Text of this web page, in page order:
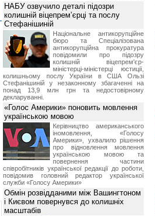
НАБУ озвучило деталі підозри
колишній віцепрем’єрці та послу
Стефанішиній
Національне антикорупційне
бюро та Спеціалізована
антикорупційна прокуратура
повідомили про підозру
колишній віцепрем'єр-
міністерці-міністерці юстиції,
колишньому послу України в США Ользі
Стефанішиній у незаконному збагаченні на
понад 13,9 млн грн та недостовірному
декларуванні.
«Голос Америки» поновить мовлення
українською мовою
Керівництво американського
іномовлення, «Голосу
Америки», ухвалило рішення
про відновлення мовлення
українською мовою та
повернення частини
співробітників української редакції до роботи,
повідомив головний редактор української
служби «Голосу Америки»
Обмін розвідданими між Вашингтоном
і Києвом повернувся до колишніх
масштабів